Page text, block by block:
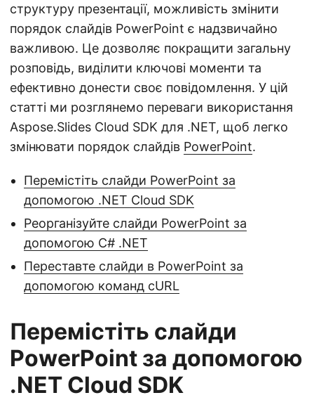
структуру презентації, можливість змінити
порядок слайдів PowerPoint є надзвичайно
важливою. Це дозволяє покращити загальну
розповідь, виділити ключові моменти та
ефективно донести своє повідомлення. У цій
статті ми розглянемо переваги використання
Aspose.Slides Cloud SDK для .NET, щоб легко
змінювати порядок слайдів PowerPoint.
Перемістіть слайди PowerPoint за
допомогою .NET Cloud SDK
Реорганізуйте слайди PowerPoint за
допомогою C# .NET
Переставте слайди в PowerPoint за
допомогою команд cURL
Перемістіть слайди
PowerPoint за допомогою
.NET Cloud SDK